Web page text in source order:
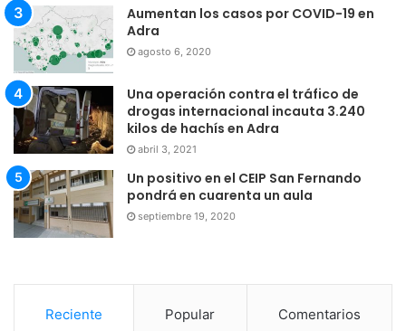
Aumentan los casos por COVID-19 en
Adra
agosto 6, 2020
Una operación contra el tráfico de
drogas internacional incauta 3.240
kilos de hachís en Adra
abril 3, 2021
Un positivo en el CEIP San Fernando
pondrá en cuarenta un aula
septiembre 19, 2020
Reciente Popular Comentarios